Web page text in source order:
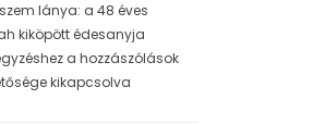
lánya: a 48 éves
kiköpött édesanyja
a hozzászólások
kikapcsolva